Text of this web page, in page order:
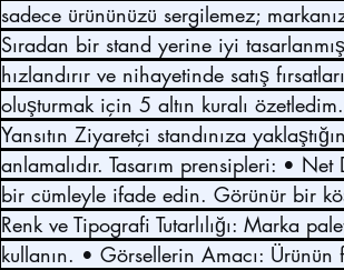
sadece ürününüzü sergilemez;
Sıradan bir stand yerine iyi
hızlandırır ve nihayetinde satış
oluşturmak için 5 altın kuralı
Yansıtın Ziyaretçi standınıza
anlamalıdır. Tasarım prensipleri: •
bir cümleyle ifade edin. Görünür bir
Renk ve Tipografi Tutarlılığı: Marka
kullanın. • Görsellerin Amacı: